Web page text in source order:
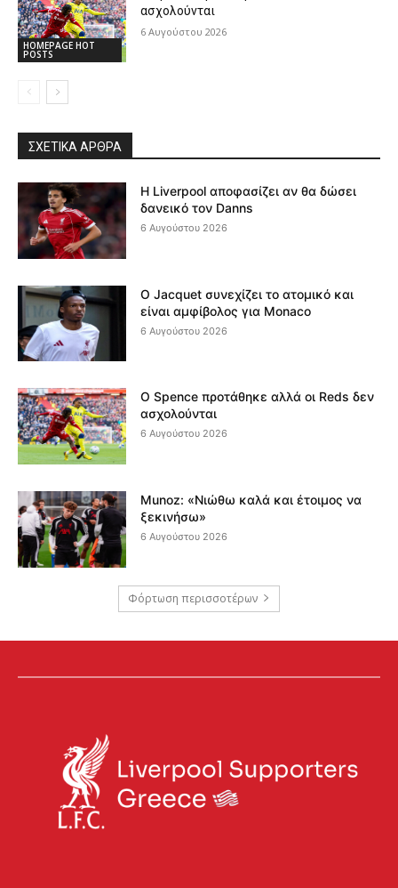
HOMEPAGE HOT
POSTS
ασχολούνται
6 Αυγούστου 2026
ΣΧΕΤΙΚΆ ΆΡΘΡΑ
Η Liverpool αποφασίζει αν θα δώσει
δανεικό τον Danns
6 Αυγούστου 2026
Ο Jacquet συνεχίζει το ατομικό και
είναι αμφίβολος για Monaco
6 Αυγούστου 2026
Ο Spence προτάθηκε αλλά οι Reds δεν
ασχολούνται
6 Αυγούστου 2026
Munoz: «Νιώθω καλά και έτοιμος να
ξεκινήσω»
6 Αυγούστου 2026
Φόρτωση περισσοτέρων